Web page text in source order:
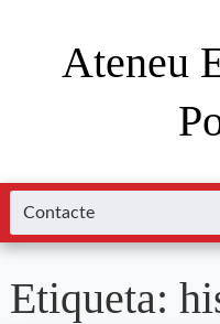
Ateneu
Etiqueta: